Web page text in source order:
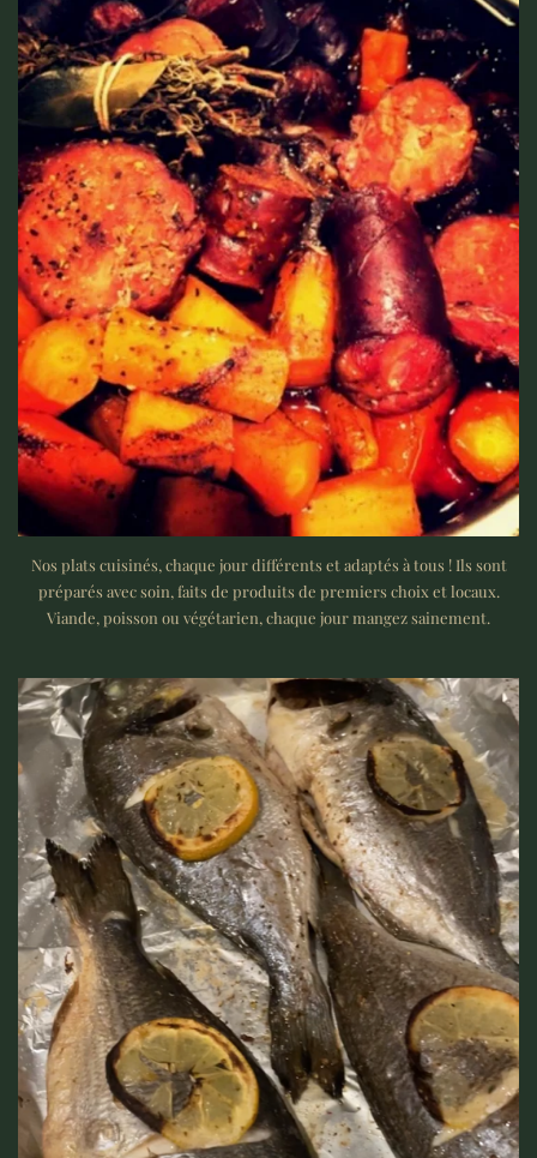
Nos plats cuisinés, chaque jour différents et adaptés à tous ! Ils sont
préparés avec soin, faits de produits de premiers choix et locaux.
Viande, poisson ou végétarien, chaque jour mangez sainement.